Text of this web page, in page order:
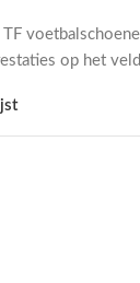
op het